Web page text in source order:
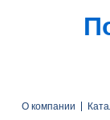
О компании